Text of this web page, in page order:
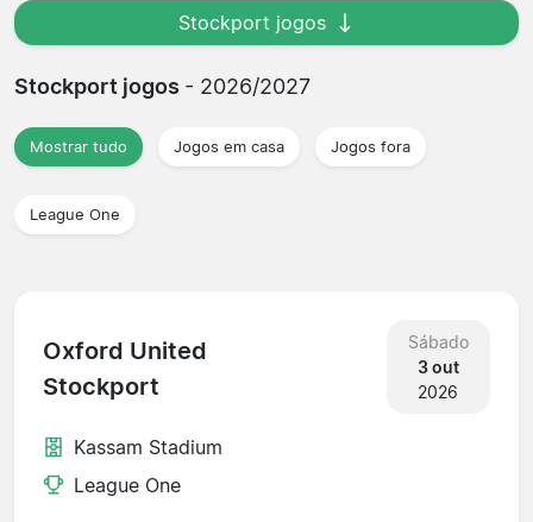
Stockport jogos
Stockport jogos - 2026/2027
Mostrar tudo Jogos em casa Jogos fora
League One
Oxford United
Stockport
Sábado
3 out
2026
Kassam Stadium
League One